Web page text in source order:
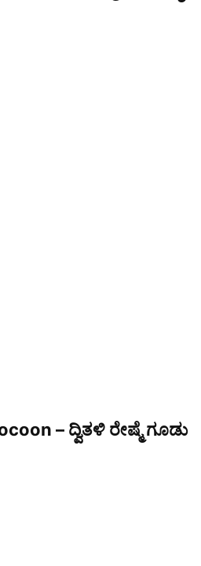
– ದ್ವಿತಳಿ ರೇಷ್ಮೆ ಗೂಡು